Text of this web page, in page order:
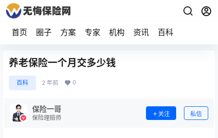
首页 圈子 方案 专家 机构 资讯 百科
养老保险一个月交多少钱
百科 2 年前 0
保险一哥
保险理赔师
关注 私信